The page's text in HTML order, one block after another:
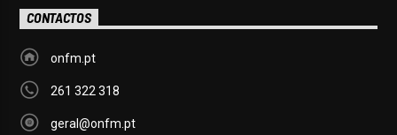
CONTACTOS
onfm.pt
261 322 318
geral@onfm.pt